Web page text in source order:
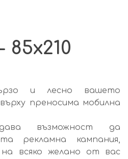
и лесно вашето
преносима мобилна
възможност да
рекламна кампания,
на всяко желано от вас